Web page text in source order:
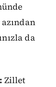
da
Zillet